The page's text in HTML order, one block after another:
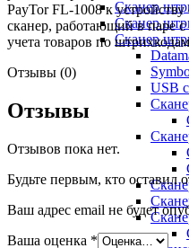
Сканер
Сканер
Сканер
USB
PayTor FL-1008 к
сканер, работающий в паре
учета товаров по
Отзывы (0)
Отзывы
Отзывов пока нет.
Будьте первым, кто
Ваш адрес email не будет
Ваша оценка *